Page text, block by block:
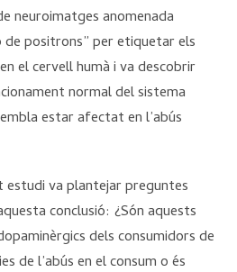
neuroimatges anomenada
positrons” per etiquetar els
el cervell humà i va descobrir
normal del sistema
estar afectat en l’abús
va plantejar preguntes
conclusió: ¿Són aquests
dels consumidors de
de l’abús en el consum o és